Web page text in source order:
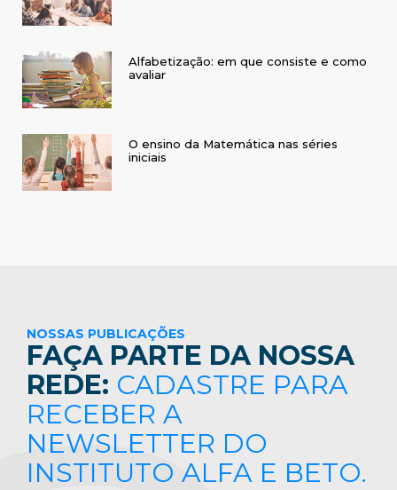
Alfabetização: em que consiste e como
avaliar
O ensino da Matemática nas séries
iniciais
NOSSAS PUBLICAÇÕES
FAÇA PARTE DA NOSSA
REDE: CADASTRE PARA
RECEBER A
NEWSLETTER DO
INSTITUTO ALFA E BETO.